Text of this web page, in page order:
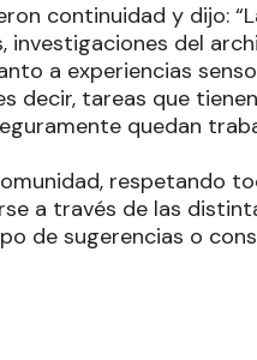
continuidad y dijo:
del
a experiencias
decir, tareas que
quedan
respetando
a través de las
de sugerencias o